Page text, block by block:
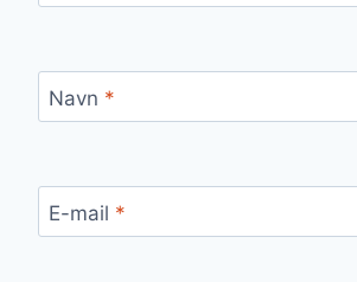
Navn *
E-mail *